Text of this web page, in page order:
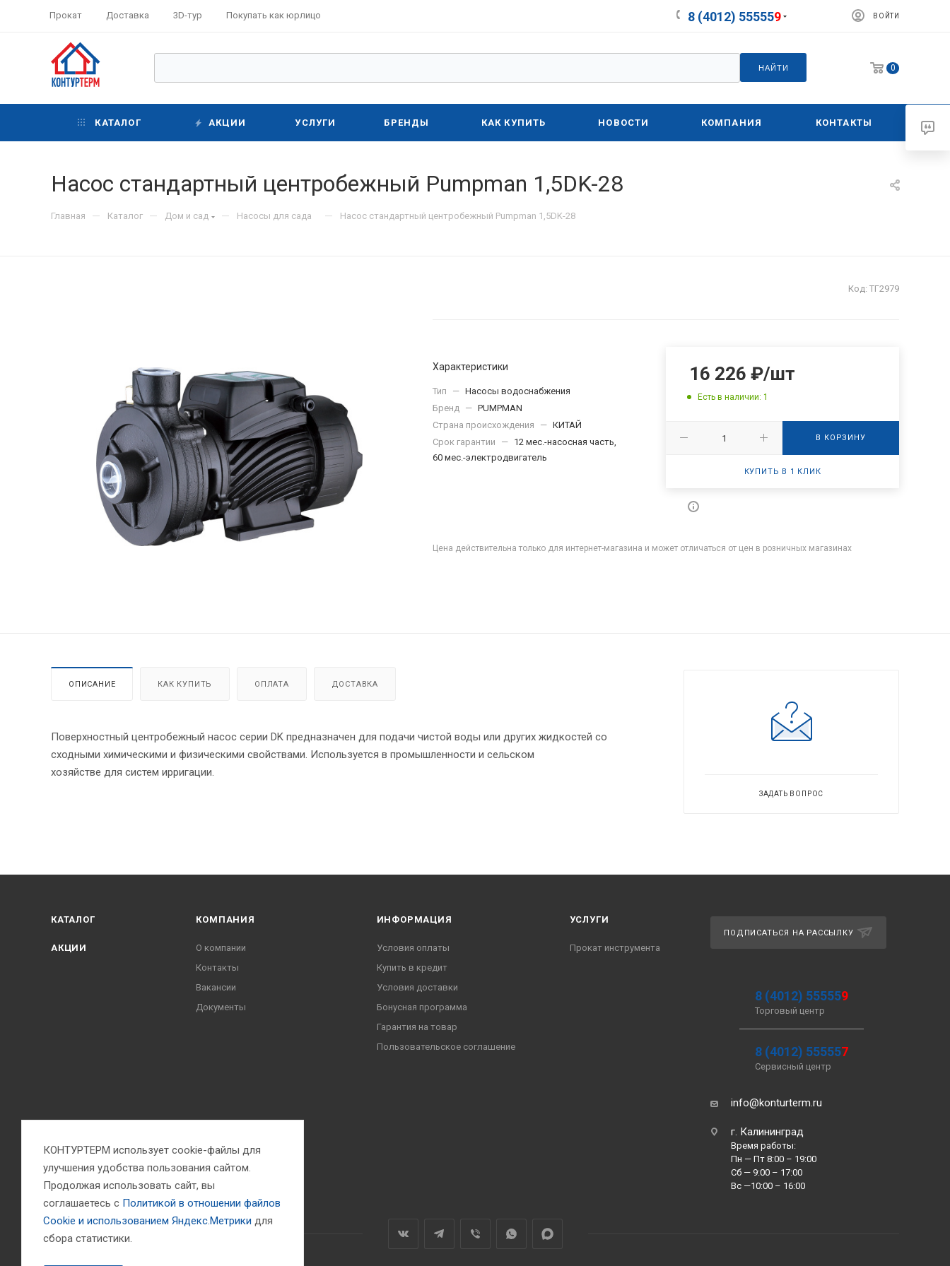
Прокат Доставка 3D-тур Покупать как юрлицо 8 (4012) 555559 ВОЙТИ
НАЙТИ 0
КАТАЛОГ АКЦИИ УСЛУГИ БРЕНДЫ КАК КУПИТЬ НОВОСТИ КОМПАНИЯ КОНТАКТЫ
Насос стандартный центробежный Pumpman 1,5DK-28
Главная — Каталог — Дом и сад — Насосы для сада — Насос стандартный центробежный Pumpman 1,5DK-28
Код: ТГ2979
Характеристики
Тип — Насосы водоснабжения
Бренд — PUMPMAN
Страна происхождения
— КИТАЙ
Срок гарантии
— 12 мес.-насосная часть,
60 мес.-электродвигатель
16 226 ₽/шт
Есть в наличии: 1
В КОРЗИНУ
КУПИТЬ В 1 КЛИК
Цена действительна только для интернет-магазина и может отличаться от цен в розничных магазинах
ОПИСАНИЕ КАК КУПИТЬ ОПЛАТА ДОСТАВКА
Поверхностный центробежный насос серии DK предназначен для подачи чистой воды или других жидкостей со
сходными химическими и физическими свойствами. Используется в промышленности и сельском
хозяйстве для систем ирригации.
ЗАДАТЬ ВОПРОС
КАТАЛОГ
АКЦИИ
КОМПАНИЯ
О компании
Контакты
Вакансии
Документы
ИНФОРМАЦИЯ
Условия оплаты
Купить в кредит
Условия доставки
Бонусная программа
Гарантия на товар
Пользовательское соглашение
УСЛУГИ
Прокат инструмента
ПОДПИСАТЬСЯ НА РАССЫЛКУ
8 (4012) 555559
Торговый центр
8 (4012) 555557
Сервисный центр
info@konturterm.ru
г. Калининград
Время работы:
Пн — Пт 8:00 – 19:00
Сб — 9:00 – 17:00
Вс —10:00 – 16:00
КОНТУРТЕРМ использует cookie-файлы для
улучшения удобства пользования сайтом.
Продолжая использовать сайт, вы
соглашаетесь с Политикой в отношении файлов
Сookie и использованием Яндекс.Метрики для
сбора статистики.